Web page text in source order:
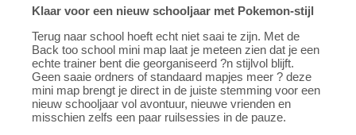
Klaar voor een nieuw schooljaar met Pokemon-stijl
Terug naar school hoeft echt niet saai te zijn. Met de
Back too school mini map laat je meteen zien dat je een
echte trainer bent die georganiseerd ?n stijlvol blijft.
Geen saaie ordners of standaard mapjes meer ? deze
mini map brengt je direct in de juiste stemming voor een
nieuw schooljaar vol avontuur, nieuwe vrienden en
misschien zelfs een paar ruilsessies in de pauze.